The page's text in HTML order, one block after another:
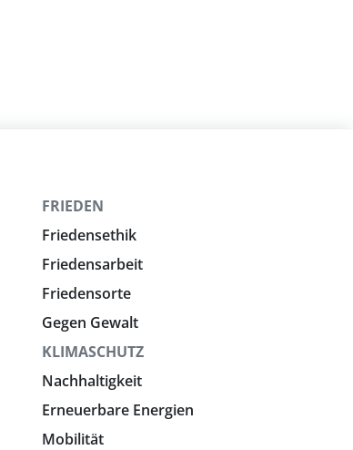
FRIEDEN
Friedensethik
Friedensarbeit
Friedensorte
Gegen Gewalt
KLIMASCHUTZ
Nachhaltigkeit
Erneuerbare Energien
Mobilität